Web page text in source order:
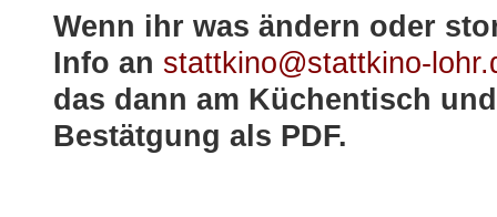
Wenn ihr was ändern oder
Info an stattkino@stattkino-
das dann am Küchentisch
Bestätgung als PDF.